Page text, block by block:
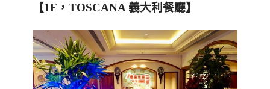
【1F ， TOSCANA 義大利餐廳】